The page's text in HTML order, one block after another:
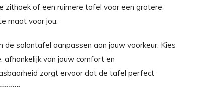
zithoek of een ruimere tafel voor een grotere
maat voor jou.
de salontafel aanpassen aan jouw voorkeur. Kies
afhankelijk van jouw comfort en
zorgt ervoor dat de tafel perfect